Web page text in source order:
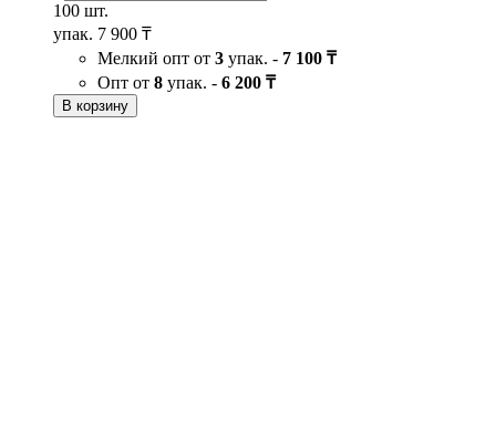
100 шт.
упак. 7 900 ₸
Мелкий опт от 3 упак. - 7 100 ₸
Опт от 8 упак. - 6 200 ₸
В корзину